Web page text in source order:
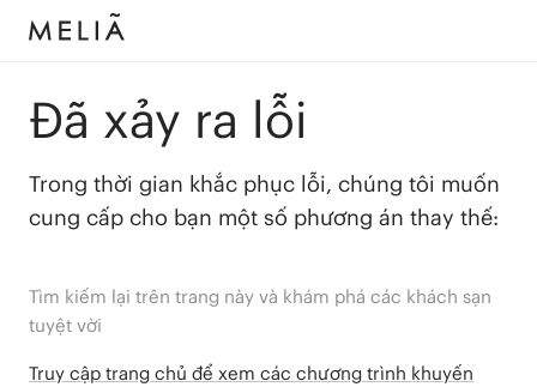
Đã xảy ra lỗi
Trong thời gian khắc phục lỗi, chúng tôi muốn
cung cấp cho bạn một số phương án thay thế:
Tìm kiếm lại trên trang này và khám phá các khách sạn
tuyệt vời
Truy cập trang chủ để xem các chương trình khuyến